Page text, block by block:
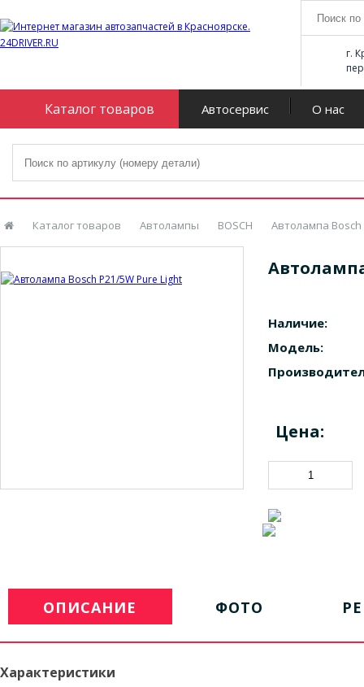
г.
Каталог товаров Автосервис О нас
Каталог товаров Автолампы BOSCH Автолампа Bosch
Наличие:
Модель:
Цена:
ОПИСАНИЕ ФОТО
Характеристики